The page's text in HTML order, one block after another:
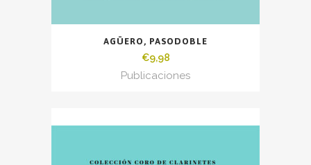
AGÜERO, PASODOBLE
€9,98
Publicaciones